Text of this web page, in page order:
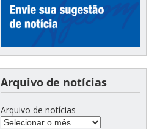
Arquivo de notícias
Arquivo de notícias